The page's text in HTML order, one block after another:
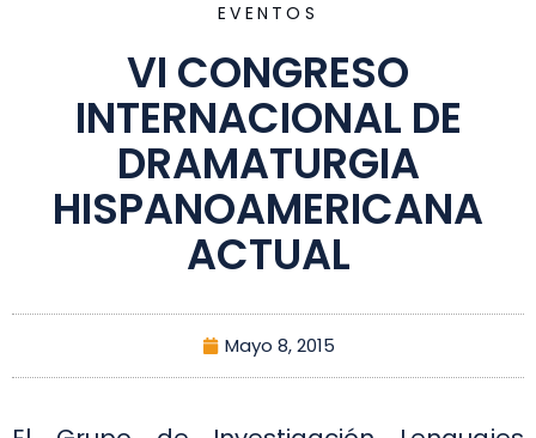
EVENTOS
VI CONGRESO
INTERNACIONAL DE
DRAMATURGIA
HISPANOAMERICANA
ACTUAL
Mayo 8, 2015